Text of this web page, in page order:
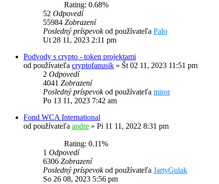
Rating: 0.68%
52 Odpovedí
55984 Zobrazení
Posledný príspevokod používateľa Palo
Ut 28 11, 2023 2:11 pm
Podvody s crypto - token projektami
od používateľa cryptofanusik » Št 02 11, 2023 11:51 pm
2 Odpovedí
4041 Zobrazení
Posledný príspevokod používateľa miror
Po 13 11, 2023 7:42 am
Fond WCA International
od používateľa andre » Pi 11 11, 2022 8:31 pm
Rating: 0.11%
1 Odpovedí
6306 Zobrazení
Posledný príspevokod používateľa JartyGulak
So 26 08, 2023 5:56 pm